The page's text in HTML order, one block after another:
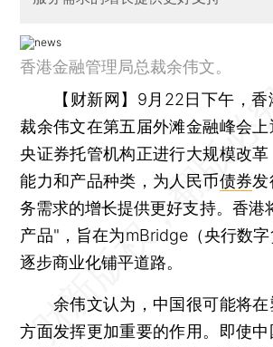
香港金融管理局总裁余伟文。
【财新网】 9月22日下午，香
裁余伟文在第五届外滩金融峰会
央证券托管机构正进行大规模改
能力和产品种类，为人民币债券发
务需求的增长提供更好支持。香港
产品"，旨在为mBridge（央行数
逐步商业化铺平道路。
余伟文认为，中国很可能将在
方面发挥更加重要的作用。即使